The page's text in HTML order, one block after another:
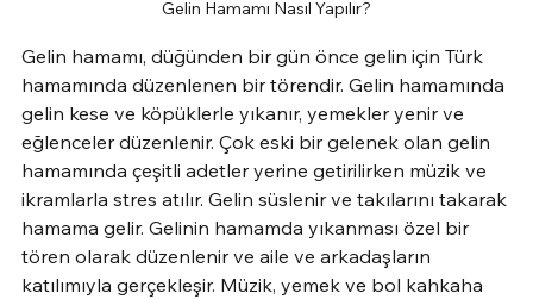
Gelin Hamamı Nasıl Yapılır?
Gelin hamamı, düğünden bir gün önce gelin için Türk
hamamında düzenlenen bir törendir. Gelin hamamında
gelin kese ve köpüklerle yıkanır, yemekler yenir ve
eğlenceler düzenlenir. Çok eski bir gelenek olan gelin
hamamında çeşitli adetler yerine getirilirken müzik ve
ikramlarla stres atılır. Gelin süslenir ve takılarını takarak
hamama gelir. Gelinin hamamda yıkanması özel bir
tören olarak düzenlenir ve aile ve arkadaşların
katılımıyla gerçekleşir. Müzik, yemek ve bol kahkaha